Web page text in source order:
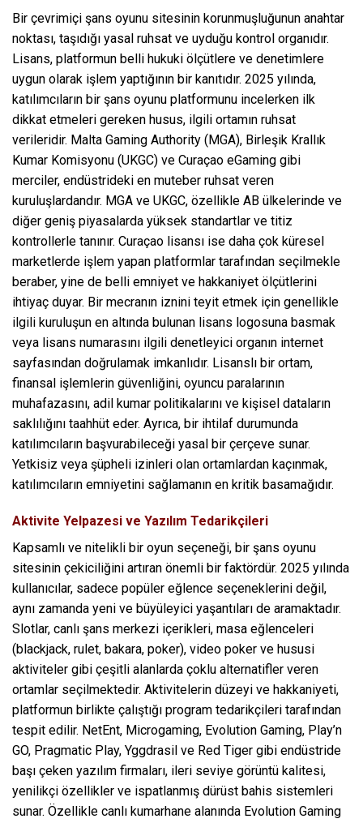
Bir çevrimiçi şans oyunu sitesinin korunmuşluğunun anahtar
noktası, taşıdığı yasal ruhsat ve uyduğu kontrol organıdır.
Lisans, platformun belli hukuki ölçütlere ve denetimlere
uygun olarak işlem yaptığının bir kanıtıdır. 2025 yılında,
katılımcıların bir şans oyunu platformunu incelerken ilk
dikkat etmeleri gereken husus, ilgili ortamın ruhsat
verileridir. Malta Gaming Authority (MGA), Birleşik Krallık
Kumar Komisyonu (UKGC) ve Curaçao eGaming gibi
merciler, endüstrideki en muteber ruhsat veren
kuruluşlardandır. MGA ve UKGC, özellikle AB ülkelerinde ve
diğer geniş piyasalarda yüksek standartlar ve titiz
kontrollerle tanınır. Curaçao lisansı ise daha çok küresel
marketlerde işlem yapan platformlar tarafından seçilmekle
beraber, yine de belli emniyet ve hakkaniyet ölçütlerini
ihtiyaç duyar. Bir mecranın iznini teyit etmek için genellikle
ilgili kuruluşun en altında bulunan lisans logosuna basmak
veya lisans numarasını ilgili denetleyici organın internet
sayfasından doğrulamak imkanlıdır. Lisanslı bir ortam,
finansal işlemlerin güvenliğini, oyuncu paralarının
muhafazasını, adil kumar politikalarını ve kişisel dataların
saklılığını taahhüt eder. Ayrıca, bir ihtilaf durumunda
katılımcıların başvurabileceği yasal bir çerçeve sunar.
Yetkisiz veya şüpheli izinleri olan ortamlardan kaçınmak,
katılımcıların emniyetini sağlamanın en kritik basamağıdır.
Aktivite Yelpazesi ve Yazılım Tedarikçileri
Kapsamlı ve nitelikli bir oyun seçeneği, bir şans oyunu
sitesinin çekiciliğini artıran önemli bir faktördür. 2025 yılında
kullanıcılar, sadece popüler eğlence seçeneklerini değil,
aynı zamanda yeni ve büyüleyici yaşantıları de aramaktadır.
Slotlar, canlı şans merkezi içerikleri, masa eğlenceleri
(blackjack, rulet, bakara, poker), video poker ve hususi
aktiviteler gibi çeşitli alanlarda çoklu alternatifler veren
ortamlar seçilmektedir. Aktivitelerin düzeyi ve hakkaniyeti,
platformun birlikte çalıştığı program tedarikçileri tarafından
tespit edilir. NetEnt, Microgaming, Evolution Gaming, Play’n
GO, Pragmatic Play, Yggdrasil ve Red Tiger gibi endüstride
başı çeken yazılım firmaları, ileri seviye görüntü kalitesi,
yenilikçi özellikler ve ispatlanmış dürüst bahis sistemleri
sunar. Özellikle canlı kumarhane alanında Evolution Gaming